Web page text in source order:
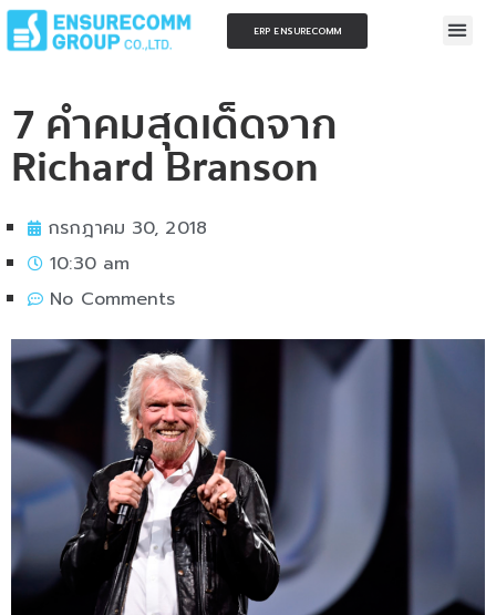
ERP ENSURECOMM
7 คำคมสุดเด็ดจาก
Richard Branson
กรกฎาคม 30, 2018
10:30 am
No Comments